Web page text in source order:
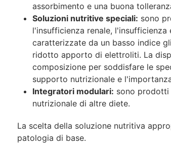
assorbimento e una buona
Soluzioni nutritive speciali: sono
l'insufficienza renale,
caratterizzate da un basso indice
ridotto apporto di elettroliti. La
composizione per soddisfare le
supporto nutrizionale e
Integratori modulari: sono prodotti
nutrizionale di altre diete.
La scelta della soluzione nutritiva
patologia di base.